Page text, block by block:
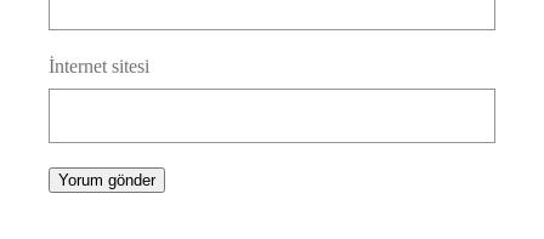
İnternet sitesi